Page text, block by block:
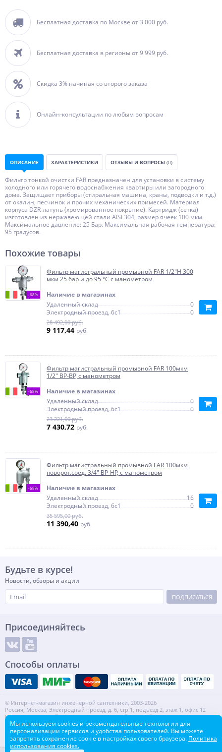
Бесплатная доставка по Москве от 3 000 руб.
Бесплатная доставка в регионы от 9 999 руб.
Скидка 3% начиная со второго заказа
Онлайн-консультации по любым вопросам
ОПИСАНИЕ ХАРАКТЕРИСТИКИ ОТЗЫВЫ И ВОПРОСЫ (0)
Фильтр тонкой очистки FAR предназначен для установки в систему
холодного или горячего водоснабжения квартиры или загородного
дома. Защищает приборы (стиральная машина, краны, подводки и т.д.)
от окалин, песчинок и прочих механических примесей. Материал
корпуса DZR-латунь (хромированное покрытие). Картридж (сетка)
изготовлен из нержавеющей стали AISI 304, размер ячеек 100 мкм.
Максимальное давление: 25 Бар. Максимальная рабочая температура:
95 градусов.
Похожие товары
-68%
Фильтр магистральный промывной FAR 1/2"H 300
мкм 25 бар и до 95 °С с манометром
Наличие в магазинах
Удаленный склад
0
Электродный проезд, 6с1
0
28 492,00 руб.
9 117,44 руб.
-68%
Фильтр магистральный промывной FAR 100мкм
1/2" ВР-ВР, с манометром
Наличие в магазинах
Удаленный склад
0
Электродный проезд, 6с1
0
23 221,00 руб.
7 430,72 руб.
-68%
Фильтр магистральный промывной FAR 100мкм
поворот.соед. 3/4" ВР-HP, c манометром
Наличие в магазинах
Удаленный склад
16
Электродный проезд, 6с1
0
35 595,00 руб.
11 390,40 руб.
Будьте в курсе!
Новости, обзоры и акции
ПОДПИСАТЬСЯ
Присоединяйтесь
Способы оплаты
© Интернет-магазин инженерной сантехники, 2003-2026
Россия, Москва, Электродный проезд, д. 6, стр.1, подъезд 2, этаж 1, офис 12
Информация на сайте не является публичной офертой.
ИНН: 7720553918 КПП: 772001001
Контакты Карта сайта
Мы используем cookies и рекомендательные технологии для
персонализации сервисов и удобства пользователей. Вы можете
запретить сохранение cookie в настройках своего браузера. Политика
использования cookies.